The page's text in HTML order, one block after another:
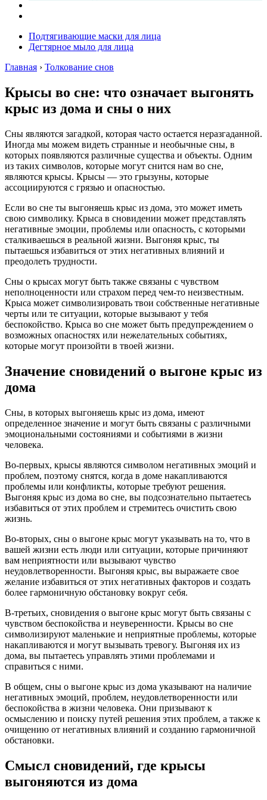
Подтягивающие маски для лица
Дегтярное мыло для лица
Главная › Толкование снов
Крысы во сне: что означает выгонять
крыс из дома и сны о них
Сны являются загадкой, которая часто остается неразгаданной.
Иногда мы можем видеть странные и необычные сны, в
которых появляются различные существа и объекты. Одним
из таких символов, которые могут снится нам во сне,
являются крысы. Крысы — это грызуны, которые
ассоциируются с грязью и опасностью.
Если во сне ты выгоняешь крыс из дома, это может иметь
свою символику. Крыса в сновидении может представлять
негативные эмоции, проблемы или опасность, с которыми
сталкиваешься в реальной жизни. Выгоняя крыс, ты
пытаешься избавиться от этих негативных влияний и
преодолеть трудности.
Сны о крысах могут быть также связаны с чувством
неполноценности или страхом перед чем-то неизвестным.
Крыса может символизировать твои собственные негативные
черты или те ситуации, которые вызывают у тебя
беспокойство. Крыса во сне может быть предупреждением о
возможных опасностях или нежелательных событиях,
которые могут произойти в твоей жизни.
Значение сновидений о выгоне крыс из
дома
Сны, в которых выгоняешь крыс из дома, имеют
определенное значение и могут быть связаны с различными
эмоциональными состояниями и событиями в жизни
человека.
Во-первых, крысы являются символом негативных эмоций и
проблем, поэтому снятся, когда в доме накапливаются
проблемы или конфликты, которые требуют решения.
Выгоняя крыс из дома во сне, вы подсознательно пытаетесь
избавиться от этих проблем и стремитесь очистить свою
жизнь.
Во-вторых, сны о выгоне крыс могут указывать на то, что в
вашей жизни есть люди или ситуации, которые причиняют
вам неприятности или вызывают чувство
неудовлетворенности. Выгоняя крыс, вы выражаете свое
желание избавиться от этих негативных факторов и создать
более гармоничную обстановку вокруг себя.
В-третьих, сновидения о выгоне крыс могут быть связаны с
чувством беспокойства и неуверенности. Крысы во сне
символизируют маленькие и неприятные проблемы, которые
накапливаются и могут вызывать тревогу. Выгоняя их из
дома, вы пытаетесь управлять этими проблемами и
справиться с ними.
В общем, сны о выгоне крыс из дома указывают на наличие
негативных эмоций, проблем, неудовлетворенности или
беспокойства в жизни человека. Они призывают к
осмыслению и поиску путей решения этих проблем, а также к
очищению от негативных влияний и созданию гармоничной
обстановки.
Смысл сновидений, где крысы
выгоняются из дома